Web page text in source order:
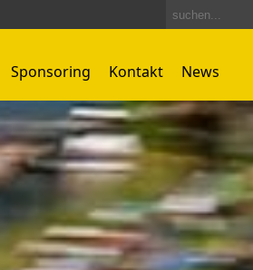
Sponsoring Kontakt News